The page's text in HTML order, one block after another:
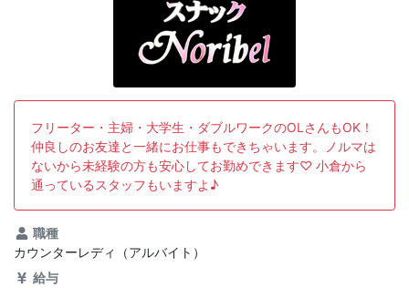
フリーター・主婦・大学生・ダブルワークのOLさんもOK！
仲良しのお友達と一緒にお仕事もできちゃいます。ノルマは
ないから未経験の方も安心してお勤めできます♡ 小倉から
通っているスタッフもいますよ♪
職種
カウンターレディ（アルバイト）
給与